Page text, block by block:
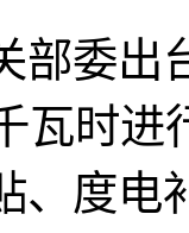
部委
瓦时
、度电